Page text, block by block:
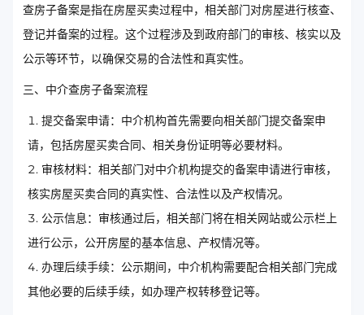
查房子备案是指在房屋买卖过程中，相关部门对房屋进行核查、
登记并备案的过程。这个过程涉及到政府部门的审核、核实以及
公示等环节，以确保交易的合法性和真实性。
三、中介查房子备案流程
提交备案申请：中介机构首先需要向相关部门提交备案申
请，包括房屋买卖合同、相关身份证明等必要材料。
审核材料：相关部门对中介机构提交的备案申请进行审核，
核实房屋买卖合同的真实性、合法性以及产权情况。
公示信息：审核通过后，相关部门将在相关网站或公示栏上
进行公示，公开房屋的基本信息、产权情况等。
办理后续手续：公示期间，中介机构需要配合相关部门完成
其他必要的后续手续，如办理产权转移登记等。